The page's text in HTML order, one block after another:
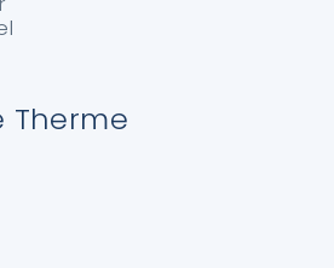
Therme